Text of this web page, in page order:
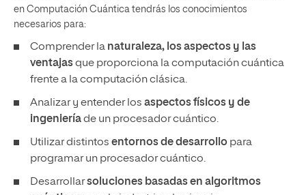
en Computación Cuántica tendrás los conocimientos
necesarios para:
Comprender la naturaleza, los aspectos y las
ventajasque proporciona la computación cuántica
frente a la computación clásica.
Analizar y entender los aspectos físicos y de
ingenieríade un procesador cuántico.
Utilizar distintos entornos de desarrollo para
programar un procesador cuántico.
Desarrollarsoluciones basadas en algoritmos